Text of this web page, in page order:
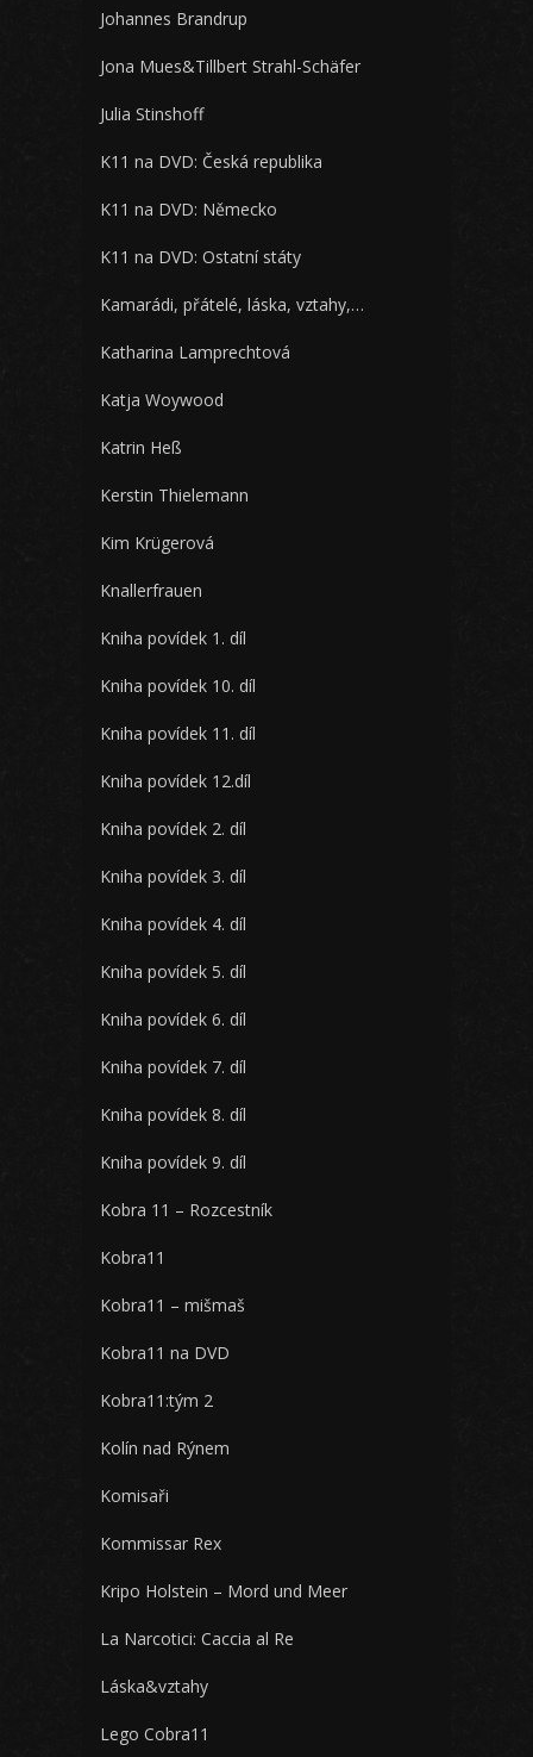
Johannes Brandrup
Jona Mues&Tillbert Strahl-Schäfer
Julia Stinshoff
K11 na DVD: Česká republika
K11 na DVD: Německo
K11 na DVD: Ostatní státy
Kamarádi, přátelé, láska, vztahy,…
Katharina Lamprechtová
Katja Woywood
Katrin Heß
Kerstin Thielemann
Kim Krügerová
Knallerfrauen
Kniha povídek 1. díl
Kniha povídek 10. díl
Kniha povídek 11. díl
Kniha povídek 12.díl
Kniha povídek 2. díl
Kniha povídek 3. díl
Kniha povídek 4. díl
Kniha povídek 5. díl
Kniha povídek 6. díl
Kniha povídek 7. díl
Kniha povídek 8. díl
Kniha povídek 9. díl
Kobra 11 – Rozcestník
Kobra11
Kobra11 – mišmaš
Kobra11 na DVD
Kobra11:tým 2
Kolín nad Rýnem
Komisaři
Kommissar Rex
Kripo Holstein – Mord und Meer
La Narcotici: Caccia al Re
Láska&vztahy
Lego Cobra11